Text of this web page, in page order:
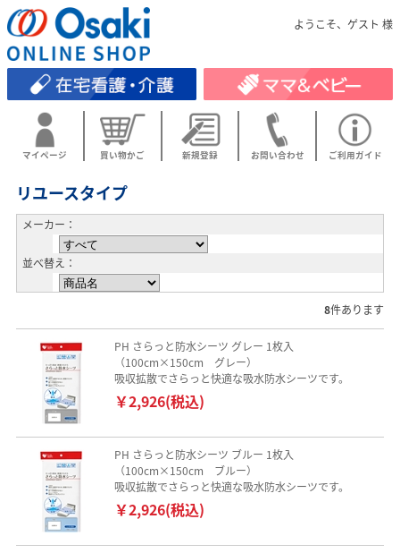
ようこそ、ゲスト 様
マイページ 買い物かご 新規登録 お問い合わせ ご利用ガイド
リユースタイプ
メーカー：
並べ替え：
8件あります
PH さらっと防水シーツ グレー 1枚入
（100cm×150cm グレー）
吸収拡散でさらっと快適な吸水防水シーツです。
￥2,926(税込)
PH さらっと防水シーツ ブルー 1枚入
（100cm×150cm ブルー）
吸収拡散でさらっと快適な吸水防水シーツです。
￥2,926(税込)